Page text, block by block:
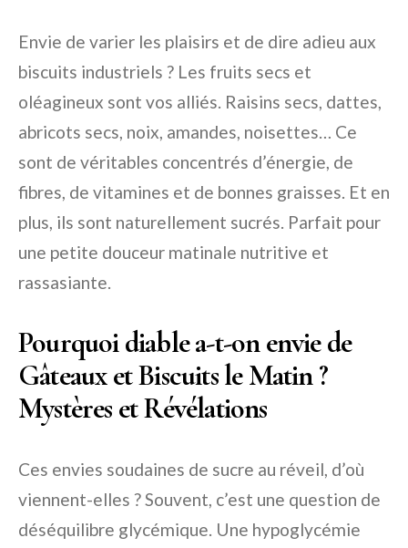
Envie de varier les plaisirs et de dire adieu aux
biscuits industriels ? Les fruits secs et
oléagineux sont vos alliés. Raisins secs, dattes,
abricots secs, noix, amandes, noisettes… Ce
sont de véritables concentrés d’énergie, de
fibres, de vitamines et de bonnes graisses. Et en
plus, ils sont naturellement sucrés. Parfait pour
une petite douceur matinale nutritive et
rassasiante.
Pourquoi diable a-t-on envie de
Gâteaux et Biscuits le Matin ?
Mystères et Révélations
Ces envies soudaines de sucre au réveil, d’où
viennent-elles ? Souvent, c’est une question de
déséquilibre glycémique. Une hypoglycémie